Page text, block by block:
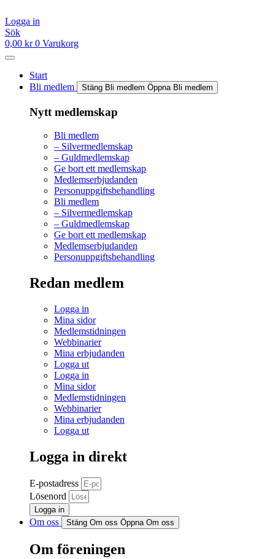
till
innehåll
Logga in
Sök
0,00 kr 0 Varukorg
Start
Bli medlem
Stäng Bli medlem Öppna Bli medlem
Nytt medlemskap
Bli medlem
– Silvermedlemskap
– Guldmedlemskap
Ge bort ett medlemskap
Medlemserbjudanden
Personuppgiftsbehandling
Bli medlem
– Silvermedlemskap
– Guldmedlemskap
Ge bort ett medlemskap
Medlemserbjudanden
Personuppgiftsbehandling
Redan medlem
Logga in
Mina sidor
Medlemstidningen
Webbinarier
Mina erbjudanden
Logga ut
Logga in
Mina sidor
Medlemstidningen
Webbinarier
Mina erbjudanden
Logga ut
Logga in direkt
E-postadress
Lösenord
Logga in
Om oss Stäng Om oss Öppna Om oss
Om föreningen